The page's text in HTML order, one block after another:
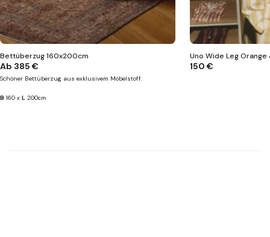
Bettüberzug 160x200cm
Ab 385 €
Schöner Bettüberzug aus exklusivem Möbelstoff.
B 160 x L 200cm
Uno Wide Leg Orange
150 €